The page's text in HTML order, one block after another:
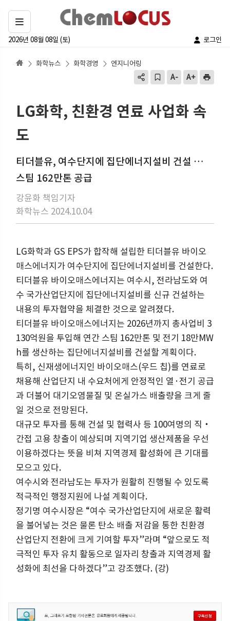
2026년 08월 08일 (토) 로그인
화학뉴스 화학경영 엔지니어링
LG화학, 친환경 연료 사업화 속
도
티더블유, 여수단지에 집단에너지설비 건설 …
스팀 162만톤 공급
강윤화 책임기자
화학뉴스 2024.10.04
LG화학과 GS EPS가 합작해 설립한 티더블유 바이오
매스에너지가 여수단지에 집단에너지설비를 건설한다.
티더블유 바이오매스에너지는 여수시, 전라남도와 여
수 국가산업단지에 집단에너지설비를 신규 건설하는
내용의 투자협약을 체결한 것으로 알려졌다.
티더블유 바이오매스에너지는 2026년까지 총사업비 3
130억원을 투입해 연간 스팀 162만톤 및 전기 18만MW
h를 생산하는 집단에너지설비를 건설할 계획이다.
특히, 신재생에너지인 바이오매스(우드 칩)를 연료로
채용해 산업단지 내 수요처에게 안정적인 열·전기 공급
과 더불어 대기오염물질 및 온실가스 배출량을 크게 줄
일 것으로 전망된다.
대규모 투자를 통해 건설 및 협력사 등 100여명의 직‧
간접 고용 창출이 예상되며 지역기업 생산제품을 우선
이용하겠다는 뜻을 비쳐 지역경제 활성화에 큰 기대를
모으고 있다.
여수시와 전라남도는 투자가 원활히 진행될 수 있도록
적극적인 행정지원에 나설 계획이다.
정기명 여수시장은 “여수 국가산업단지에 새로운 활력
을 불어넣는 것은 물론 탄소 배출 저감을 통한 친환경
산업단지 전환에 크게 기여할 투자”라며 “앞으로도 적
극적인 투자 유치 활동으로 일자리 창출과 지역경제 활
성화에 최선을 다하겠다”고 강조했다. (강)